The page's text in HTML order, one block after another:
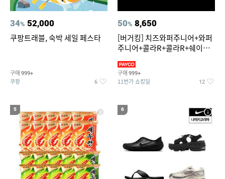
34% 52,000
쿠팡트래블, 숙박 세일 페스타
구매 999+
쿠팡 6
50% 8,650
[버거킹] 치즈와퍼주니어+와퍼
주니어+콜라R+콜라R+쉐이킹
구매 999+
11번가 쇼킹딜 12
5 6